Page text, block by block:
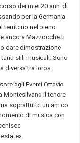
dei miei 20 anni di
per la Germania
territorio nel pieno
ancora Mazzocchetti
dare dimostrazione
stili musicali. Sono
diversa tra loro».
agli Eventi Ottavio
Montesilvano il tenore
soprattutto un amico
di musica con